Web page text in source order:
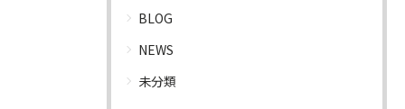
BLOG
NEWS
未分類